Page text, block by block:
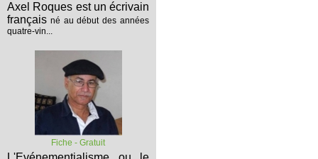
Axel Roques est un écrivain
français né au début des années
quatre-vin...
Fiche - Gratuit